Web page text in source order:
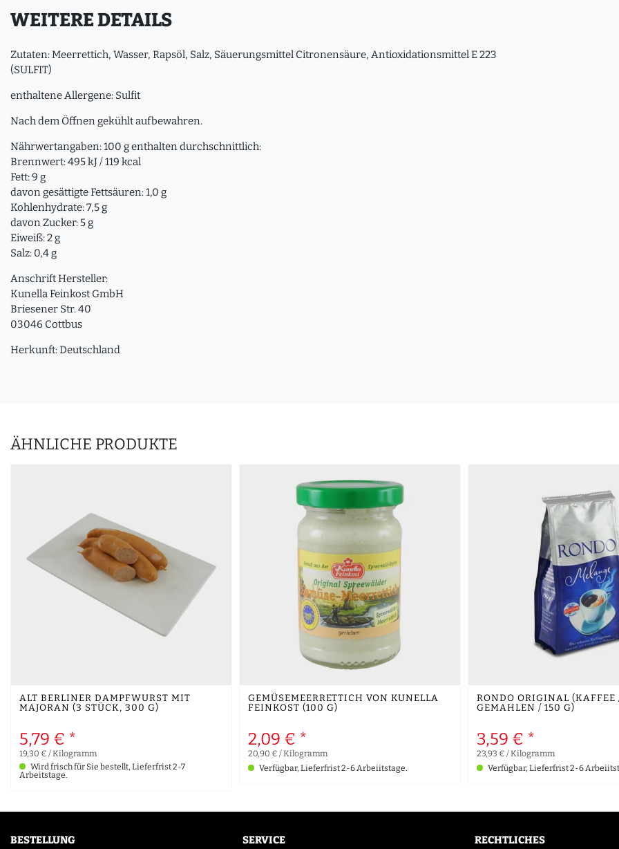
WEITERE DETAILS
Zutaten: Meerrettich, Wasser, Rapsöl, Salz, Säuerungsmittel Citronensäure, Antioxidationsmittel E 223
(SULFIT)
enthaltene Allergene: Sulfit
Nach dem Öffnen gekühlt aufbewahren.
Nährwertangaben: 100 g enthalten durchschnittlich:
Brennwert: 495 kJ / 119 kcal
Fett: 9 g
davon gesättigte Fettsäuren: 1,0 g
Kohlenhydrate: 7,5 g
davon Zucker: 5 g
Eiweiß: 2 g
Salz: 0,4 g
Anschrift Hersteller:
Kunella Feinkost GmbH
Briesener Str. 40
03046 Cottbus
Herkunft: Deutschland
ÄHNLICHE PRODUKTE
ALT BERLINER DAMPFWURST MIT
MAJORAN (3 STÜCK, 300 G)
5,79 € *
19,30 € / Kilogramm
Wird frisch für Sie bestellt, Lieferfrist 2-7
Arbeitstage.
GEMÜSEMEERRETTICH VON KUNELLA
FEINKOST (100 G)
2,09 € *
20,90 € / Kilogramm
Verfügbar, Lieferfrist 2-6 Arbeiitstage.
RONDO ORIGINAL (KAFFEE
GEMAHLEN / 150 G)
3,59 € *
23,93 € / Kilogramm
Verfügbar, Lieferfrist 2-6
BESTELLUNG SERVICE RECHTLICHES